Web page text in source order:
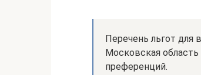
Перечень льгот для
Московская
преференций.